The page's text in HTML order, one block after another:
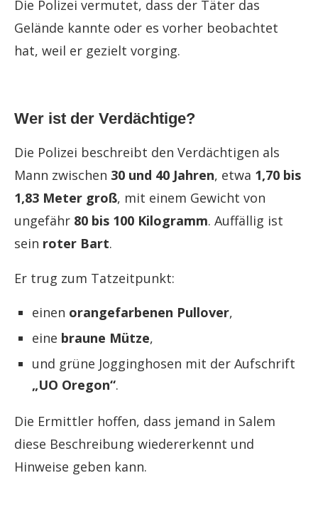
Die Polizei vermutet, dass der Täter das
Gelände kannte oder es vorher beobachtet
hat, weil er gezielt vorging.
Wer ist der Verdächtige?
Die Polizei beschreibt den Verdächtigen als
Mann zwischen 30 und 40 Jahren, etwa 1,70 bis
1,83 Meter groß, mit einem Gewicht von
ungefähr 80 bis 100 Kilogramm. Auffällig ist
sein roter Bart.
Er trug zum Tatzeitpunkt:
einen orangefarbenen Pullover,
eine braune Mütze,
und grüne Jogginghosen mit der Aufschrift
„UO Oregon“.
Die Ermittler hoffen, dass jemand in Salem
diese Beschreibung wiedererkennt und
Hinweise geben kann.